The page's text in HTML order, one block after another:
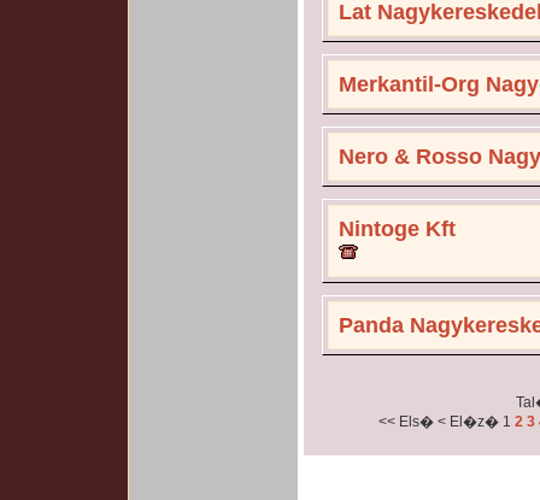
Lat
Merkantil-Org
Nero & Rosso
Nintoge Kft
Panda
<< Els� < El�z� 1 2 3